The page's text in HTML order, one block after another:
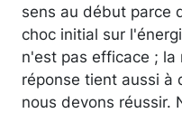
sens au début parce
choc initial sur
n'est pas efficace ; la
réponse tient aussi à
nous devons réussir.